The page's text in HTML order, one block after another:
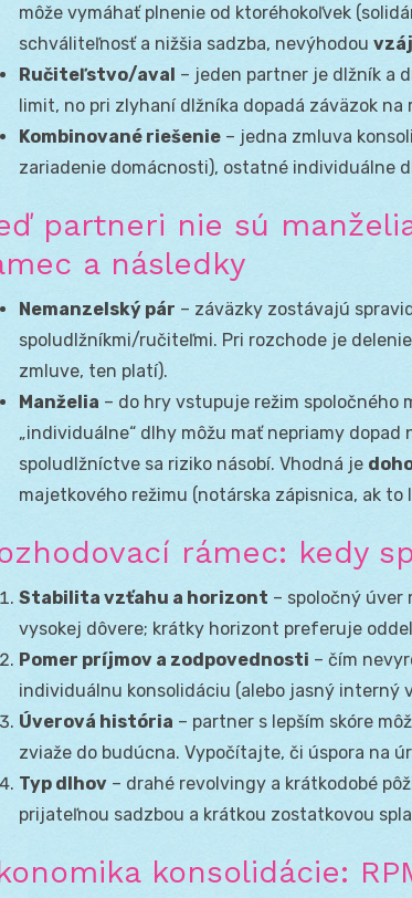
môže vymáhať plnenie od ktoréhokoľvek
schváliteľnosť a nižšia sadzba, nevýhodou
Ručiteľstvo/aval – jeden partner je dlžník a
limit, no pri zlyhaní dlžníka dopadá záväzok na
Kombinované riešenie – jedna zmluva
zariadenie domácnosti), ostatné individuálne
partneri nie sú
a následky
Nemanzelský pár – záväzky zostávajú
spoludlžníkmi/ručiteľmi. Pri rozchode je
zmluve, ten platí).
Manželia – do hry vstupuje režim spoločného
„individuálne“ dlhy môžu mať nepriamy
spoludlžníctve sa riziko násobí. Vhodná je
majetkového režimu (notárska zápisnica, ak to
rámec: kedy
Stabilita vzťahu a horizont – spoločný úver
vysokej dôvere; krátky horizont preferuje
Pomer príjmov a zodpovednosti – čím
individuálnu konsolidáciu (alebo jasný interný
Úverová história – partner s lepším skóre
zviaže do budúcna. Vypočítajte, či úspora na
Typ dlhov – drahé revolvingy a krátkodobé
prijateľnou sadzbou a krátkou zostatkovou
konsolidácie: